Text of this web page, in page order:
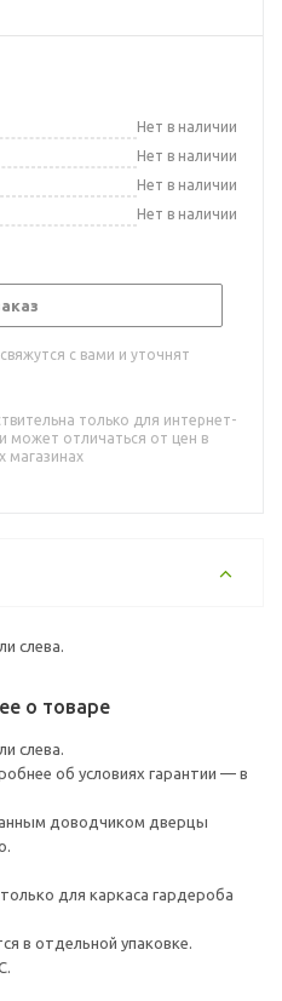
Нет в наличии
Нет в наличии
Нет в наличии
Нет в наличии
с вами и уточнят
только для интернет-
может отличаться от цен в
магазинах
слева.
о товаре
слева.
об условиях гарантии — в
доводчиком дверцы
для каркаса гардероба
в отдельной упаковке.